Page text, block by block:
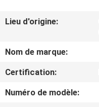
DE
VISITE
D'USINE
Lieu d'origine:
Nom de marque:
Certification:
Numéro de modèle: